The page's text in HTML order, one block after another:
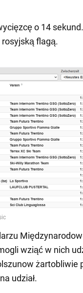
o 14
flagą.
wziąć w nich
żartobliwie
udział.